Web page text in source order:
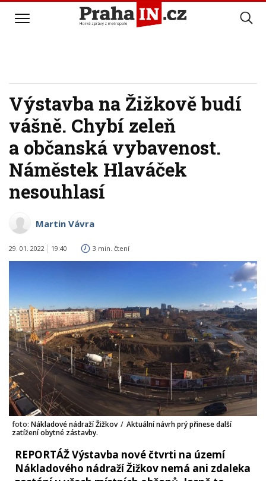
Výstavba na Žižkově budí
vášně. Chybí zeleň
a občanská vybavenost.
Náměstek Hlaváček
nesouhlasí
Martin Vávra
29. 01. 2022 19:40 3 min. čtení
foto: Nákladové nádraží Žižkov / Aktuální návrh prý přinese další
zatížení obytné zástavby.
REPORTÁŽ Výstavba nové čtvrti na území
Nákladového nádraží Žižkov nemá ani zdaleka